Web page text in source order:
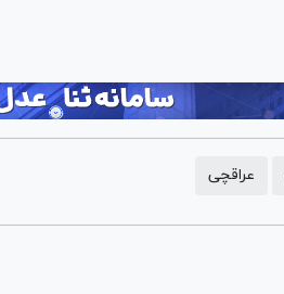
عراقچی